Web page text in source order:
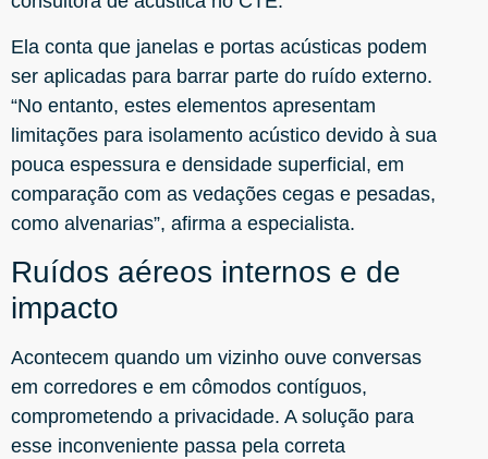
Ela conta que janelas e portas acústicas podem
ser aplicadas para barrar parte do ruído externo.
“No entanto, estes elementos apresentam
limitações para isolamento acústico devido à sua
pouca espessura e densidade superficial, em
comparação com as vedações cegas e pesadas,
como alvenarias”, afirma a especialista.
Ruídos aéreos internos e de
impacto
Acontecem quando um vizinho ouve conversas
em corredores e em cômodos contíguos,
comprometendo a privacidade. A solução para
esse inconveniente passa pela correta